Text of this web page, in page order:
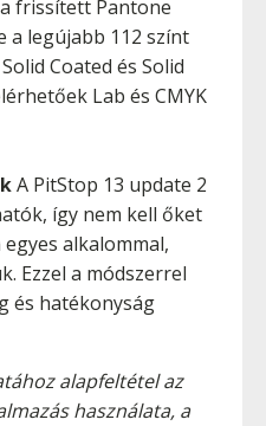
frissített Pantone
a legújabb 112 színt
Coated és Solid
Lab és CMYK
A PitStop 13 update 2
így nem kell őket
alkalommal,
Ezzel a módszerrel
és hatékonyság
alapfeltétel az
használata, a